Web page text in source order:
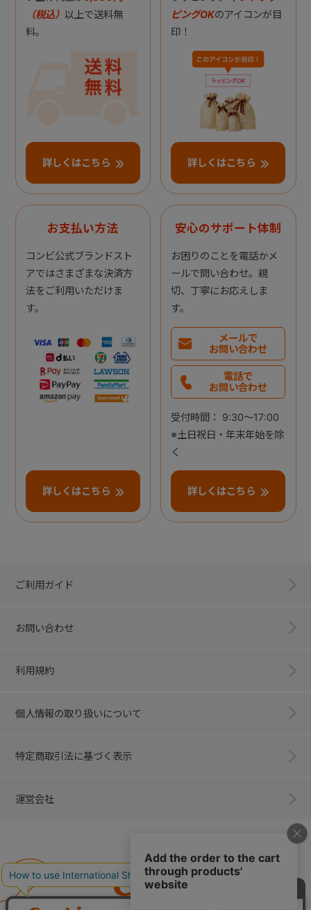
（税込） 以上で送料無
料。
詳しくはこちら
ピングOKのアイコンが目
印！
詳しくはこちら
お支払い方法
コンビ公式ブランドスト
アではさまざまな決済方
法をご利用いただけま
す。
詳しくはこちら
安心のサポート体制
お困りのことを電話かメ
ールで問い合わせ。親
切、丁寧にお応えしま
す。
メールで
お問い合わせ
電話で
お問い合わせ
受付時間： 9:30～17:00
※土日祝日・年末年始を除
く
詳しくはこちら
ご利用ガイド
お問い合わせ
利用規約
個人情報の取り扱いについて
特定商取引法に基づく表示
運営会社